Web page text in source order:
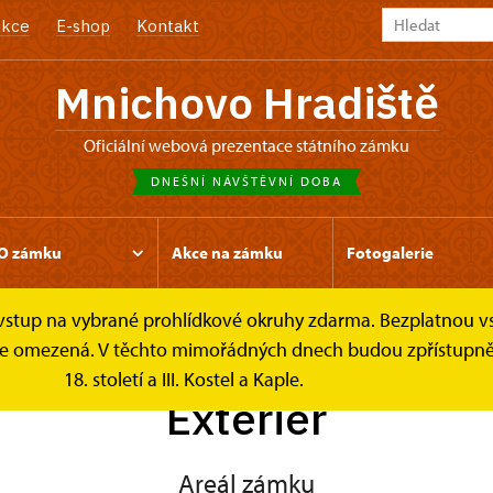
E-shop Kontakt
Mnichovo Hradiště
oficiální webová prezentace státního zámku
DNEŠNÍ NÁVŠTĚVNÍ DOBA
zámku Akce na zámku Fotogalerie
na vybrané prohlídkové okruhy zdarma. Bezplatnou
V těchto mimořádných dnech budou
18. století a III. Kostel a Kaple.
Exteriér
Areál zámku